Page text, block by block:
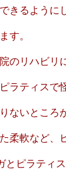
きるように
す。
のリハビリ
ラティスで
ないところ
柔軟など、
ピラティ